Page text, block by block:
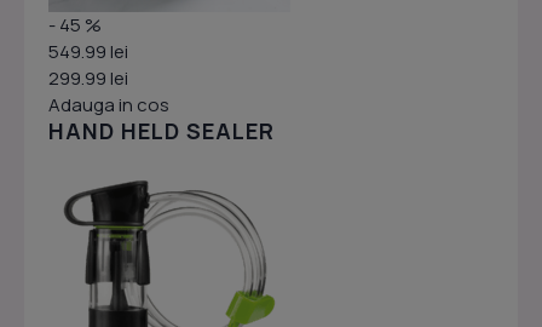
- 45 %
549.99 lei
299.99 lei
Adauga in cos
HAND HELD SEALER